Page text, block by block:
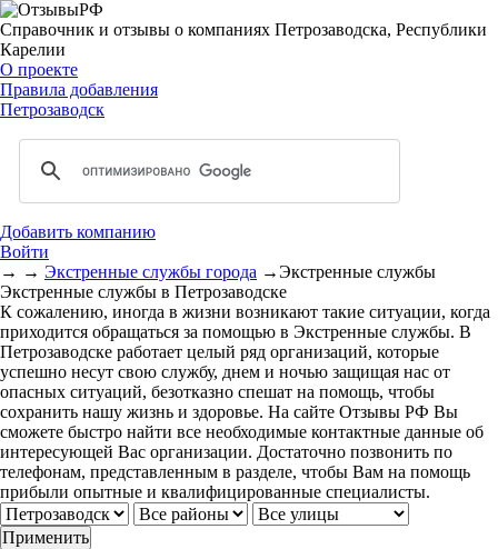
Справочник и отзывы о компаниях Петрозаводска, Республики
Карелии
О проекте
Правила добавления
Петрозаводск
Добавить компанию
Войти
→ → Экстренные службы города →Экстренные службы
Экстренные службы в Петрозаводске
К сожалению, иногда в жизни возникают такие ситуации, когда
приходится обращаться за помощью в Экстренные службы. В
Петрозаводске работает целый ряд организаций, которые
успешно несут свою службу, днем и ночью защищая нас от
опасных ситуаций, безотказно спешат на помощь, чтобы
сохранить нашу жизнь и здоровье. На сайте Отзывы РФ Вы
сможете быстро найти все необходимые контактные данные об
интересующей Вас организации. Достаточно позвонить по
телефонам, представленным в разделе, чтобы Вам на помощь
прибыли опытные и квалифицированные специалисты.